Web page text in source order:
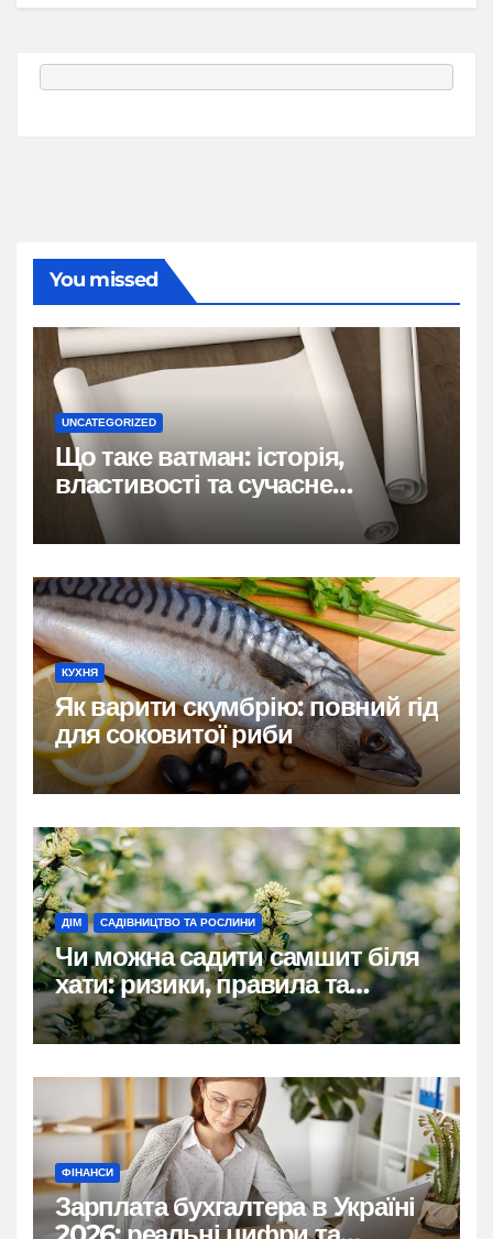
You missed
UNCATEGORIZED
Що таке ватман: історія,
властивості та сучасне
застосування
КУХНЯ
Як варити скумбрію: повний гід
для соковитої риби
ДІМ САДІВНИЦТВО ТА РОСЛИНИ
Чи можна садити самшит біля
хати: ризики, правила та
практичні рішення
ФІНАНСИ
Зарплата бухгалтера в Україні